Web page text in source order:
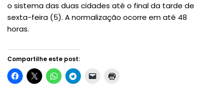
o sistema das duas cidades até o final da tarde de
sexta-feira (5). A normalização ocorre em até 48
horas.
Compartilhe este post: